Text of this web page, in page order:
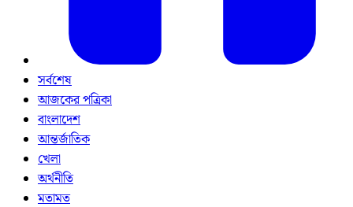
সর্বশেষ
আজকের পত্রিকা
বাংলাদেশ
আন্তর্জাতিক
খেলা
অর্থনীতি
মতামত